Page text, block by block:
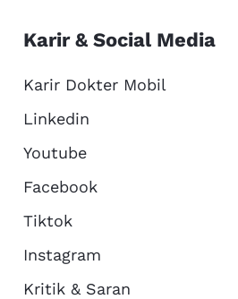
Karir & Social Media
Karir Dokter Mobil
Linkedin
Youtube
Facebook
Tiktok
Instagram
Kritik & Saran